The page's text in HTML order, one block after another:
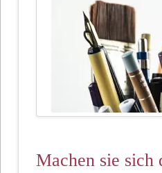
Machen sie sich